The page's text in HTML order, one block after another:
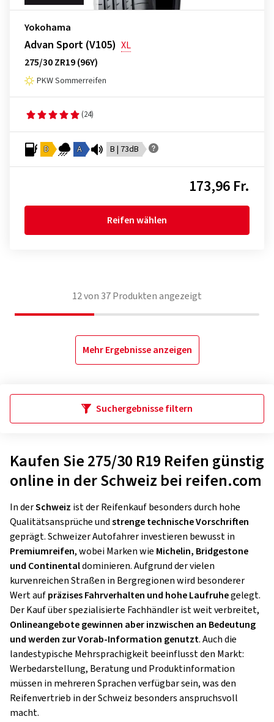
Yokohama
Advan Sport (V105) XL
275/30 ZR19 (96Y)
PKW Sommerreifen
(24)
D A B | 73dB
173,96 Fr.
Reifen wählen
12von 37Produkten angezeigt
Mehr Ergebnisse anzeigen
Suchergebnisse filtern
Kaufen Sie 275/30 R19 Reifen günstig
online in der Schweiz bei reifen.com
In derSchweiz ist der Reifenkauf besonders durch hohe
Qualitätsansprüche undstrenge technische Vorschriften
geprägt. Schweizer Autofahrer investieren bewusst in
Premiumreifen, wobei Marken wie Michelin, Bridgestone
und Continentaldominieren. Aufgrund der vielen
kurvenreichen Straßen in Bergregionen wird besonderer
Wert aufpräzises Fahrverhalten und hohe Laufruhegelegt.
Der Kauf über spezialisierte Fachhändler ist weit verbreitet,
Onlineangebote gewinnen aber inzwischen an Bedeutung
und werden zur Vorab-Information genutzt. Auch die
landestypische Mehrsprachigkeit beeinflusst den Markt:
Werbedarstellung, Beratung und Produktinformation
müssen in mehreren Sprachen verfügbar sein, was den
Reifenvertrieb in der Schweiz besonders anspruchsvoll
macht.